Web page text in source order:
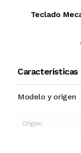
Teclado
Características
Modelo y origen
Origen